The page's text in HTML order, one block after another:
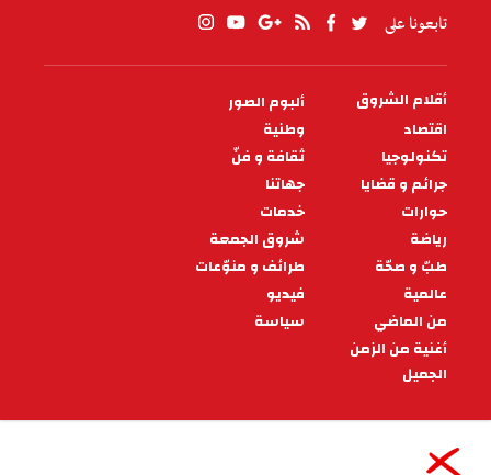
تابعونا على
PIED
DE
PAGE
أقلام الشروق
ألبوم الصور
اقتصاد
وطنية
تكنولوجيا
ثقافة و فنّ
جرائم و قضايا
جهاتنا
حوارات
خدمات
رياضة
شروق الجمعة
طبّ و صحّة
طرائف و منوّعات
عالمية
فيديو
من الماضي
سياسة
أغنية من الزمن
الجميل